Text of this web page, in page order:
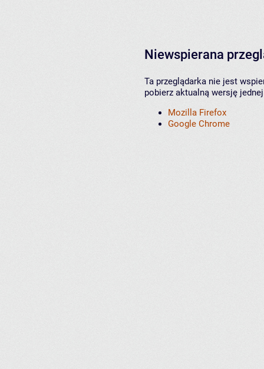
Niewspierana
Ta przeglądarka nie jest
pobierz aktualną wersję
Mozilla Firefox
Google Chrome